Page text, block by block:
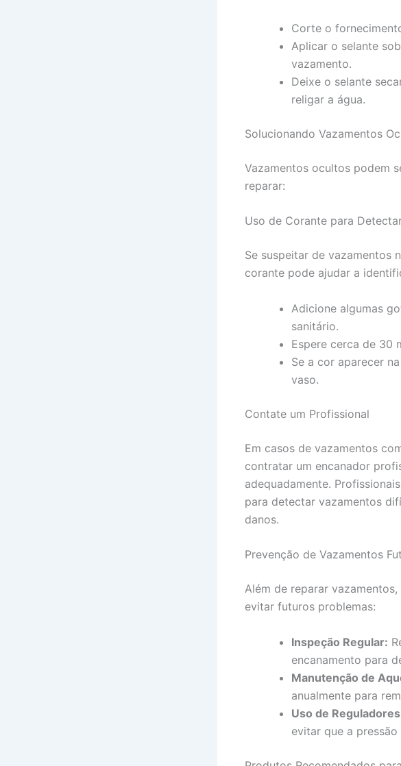
Corte o
Aplicar o selante
vazamento.
Deixe o selante
religar a água.
Solucionando Vazamentos
Vazamentos ocultos podem
reparar:
Uso de Corante para
Se suspeitar de vazamentos
corante pode ajudar a
Adicione algumas
sanitário.
Espere cerca de 30
Se a cor aparecer
vaso.
Contate um Profissional
Em casos de vazamentos
contratar um encanador
adequadamente.
para detectar vazamentos
danos.
Prevenção de Vazamentos
Além de reparar
evitar futuros problemas:
Inspeção Regular:
encanamento para
Manutenção de
anualmente para
Uso de
evitar que a